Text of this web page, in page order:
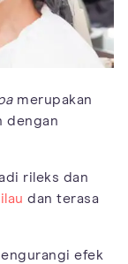
merupakan
dengan
rileks dan
dan terasa
efek